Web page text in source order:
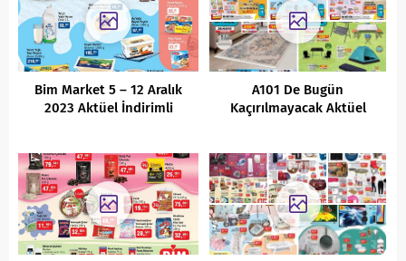
Bim Market 5 – 12 Aralık
2023 Aktüel İndirimli
A101 De Bugün
Kaçırılmayacak Aktüel